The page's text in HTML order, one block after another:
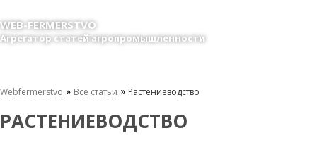
WEB-FERMERSTVO
Агрегатор статей агропромышленности
Webfermerstvo » Все статьи » Растениеводство
РАСТЕНИЕВОДСТВО